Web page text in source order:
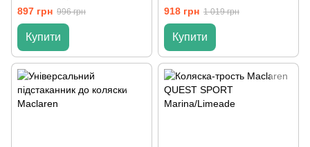
897 грн 996 грн
Купити
918 грн 1 019 грн
Купити